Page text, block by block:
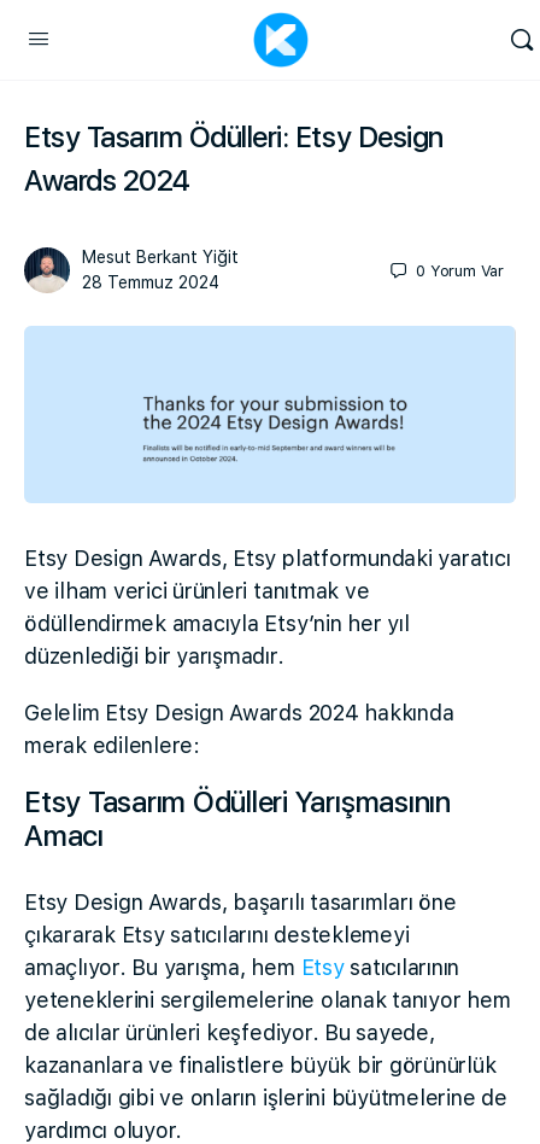
Etsy Tasarım Ödülleri: Etsy Design
Awards 2024
Mesut Berkant Yiğit
28 Temmuz 2024
0 Yorum Var
Etsy Design Awards, Etsy platformundaki yaratıcı
ve ilham verici ürünleri tanıtmak ve
ödüllendirmek amacıyla Etsy’nin her yıl
düzenlediği bir yarışmadır.
Gelelim Etsy Design Awards 2024 hakkında
merak edilenlere:
Etsy Tasarım Ödülleri Yarışmasının
Amacı
Etsy Design Awards, başarılı tasarımları öne
çıkararak Etsy satıcılarını desteklemeyi
amaçlıyor. Bu yarışma, hem Etsysatıcılarının
yeteneklerini sergilemelerine olanak tanıyor hem
de alıcılar ürünleri keşfediyor. Bu sayede,
kazananlara ve finalistlere büyük bir görünürlük
sağladığı gibi ve onların işlerini büyütmelerine de
yardımcı oluyor.